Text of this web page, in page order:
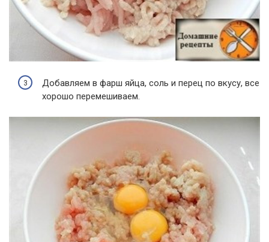
Добавляем в фарш яйца, соль и перец по вкусу, все
хорошо перемешиваем.